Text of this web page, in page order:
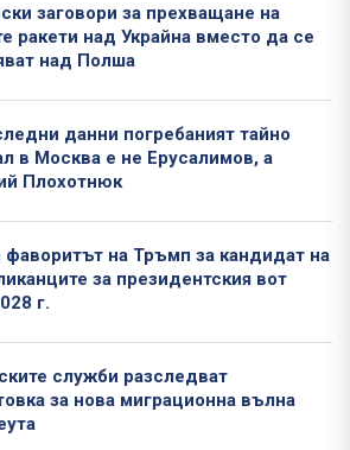
заговори за прехващане на
ракети над Украйна вместо да се
над Полша
данни погребаният тайно
в Москва е не Ерусалимов, а
Плохотнюк
фаворитът на Тръмп за кандидат на
за президентския вот
г.
служби разследват
за нова миграционна вълна